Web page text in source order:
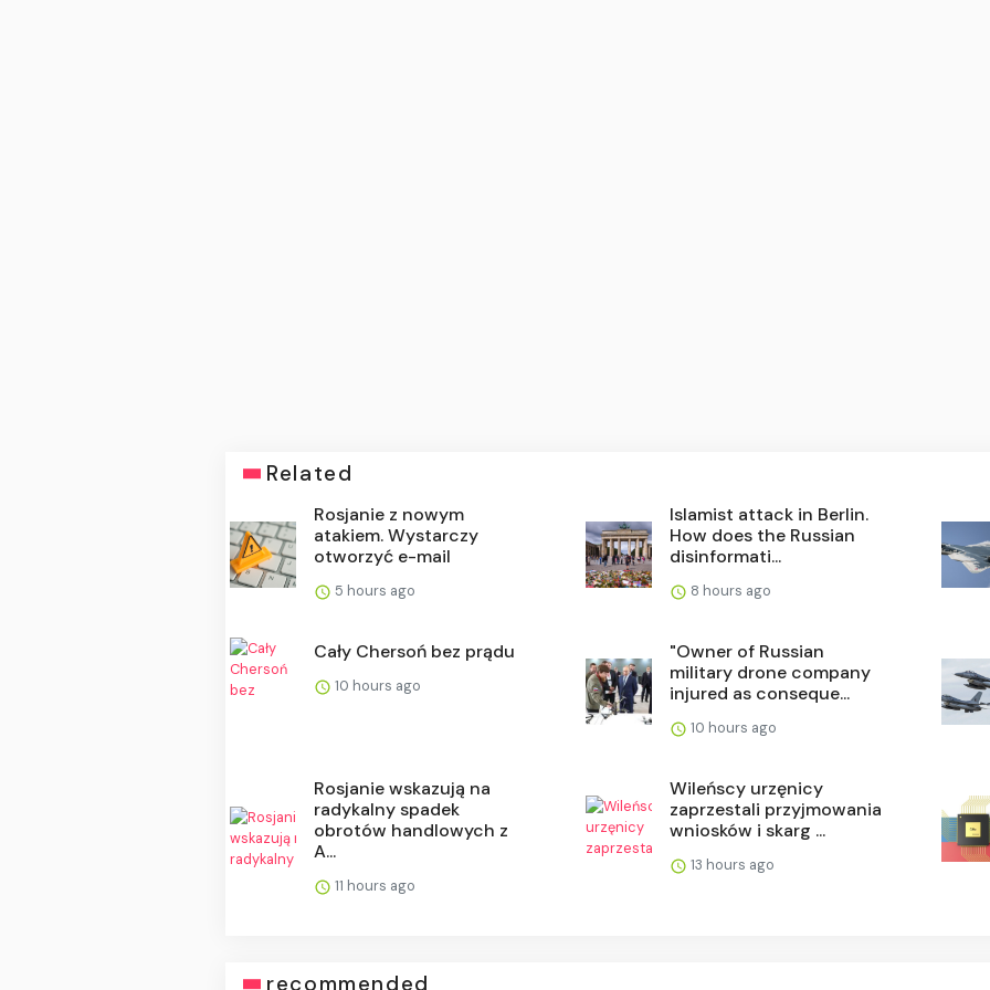
Related
Rosjanie z nowym
atakiem. Wystarczy
otworzyć e-mail
5 hours ago
Islamist attack in Berlin.
How does the Russian
disinformati...
8 hours ago
Cały Chersoń bez prądu
10 hours ago
"Owner of Russian
military drone company
injured as conseque...
10 hours ago
Rosjanie wskazują na
radykalny spadek
obrotów handlowych z
A...
11 hours ago
Wileńscy urzęnicy
zaprzestali przyjmowania
wniosków i skarg ...
13 hours ago
recommended